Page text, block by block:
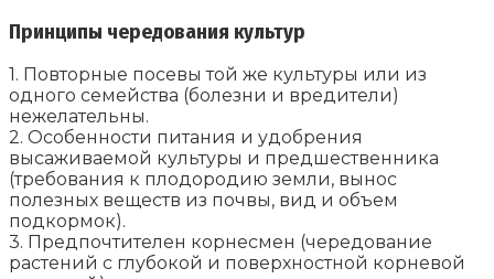
Принципы чередования культур
1. Повторные посевы той же культуры или из
одного семейства (болезни и вредители)
нежелательны.
2. Особенности питания и удобрения
высаживаемой культуры и предшественника
(требования к плодородию земли, вынос
полезных веществ из почвы, вид и объем
подкормок).
3. Предпочтителен корнесмен (чередование
растений с глубокой и поверхностной корневой